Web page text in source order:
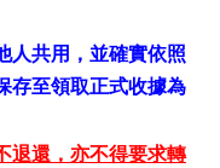
人共用，並確實依照
存至領取正式收據為
退還，亦不得要求轉